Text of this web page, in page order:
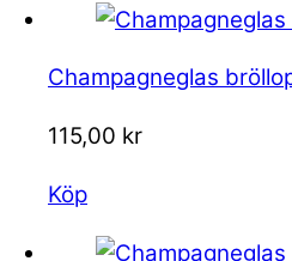
Champagneglas
115,00 kr
Köp